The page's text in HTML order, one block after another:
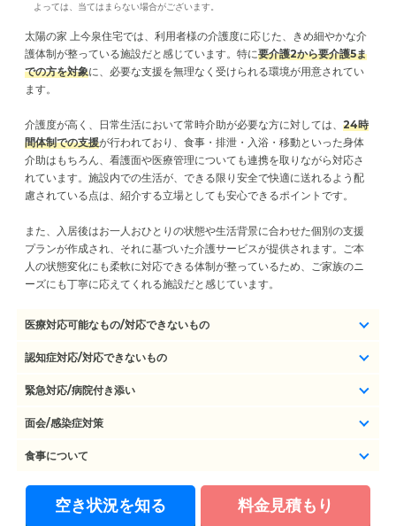
よっては、当てはまらない場合がございます。
太陽の家 上今泉住宅では、利用者様の介護度に応じた、きめ細やかな介
護体制が整っている施設だと感じています。特に要介護2から要介護5ま
での方を対象に、必要な支援を無理なく受けられる環境が用意されてい
ます。
介護度が高く、日常生活において常時介助が必要な方に対しては、 24時
間体制での支援が行われており、食事・排泄・入浴・移動といった身体
介助はもちろん、看護面や医療管理についても連携を取りながら対応さ
れています。施設内での生活が、できる限り安全で快適に送れるよう配
慮されている点は、紹介する立場としても安心できるポイントです。
また、入居後はお一人おひとりの状態や生活背景に合わせた個別の支援
プランが作成され、それに基づいた介護サービスが提供されます。ご本
人の状態変化にも柔軟に対応できる体制が整っているため、ご家族のニ
ーズにも丁寧に応えてくれる施設だと感じています。
医療対応可能なもの/対応できないもの
認知症対応/対応できないもの
緊急対応/病院付き添い
面会/感染症対策
食事について
空き状況を知る 料金見積もり